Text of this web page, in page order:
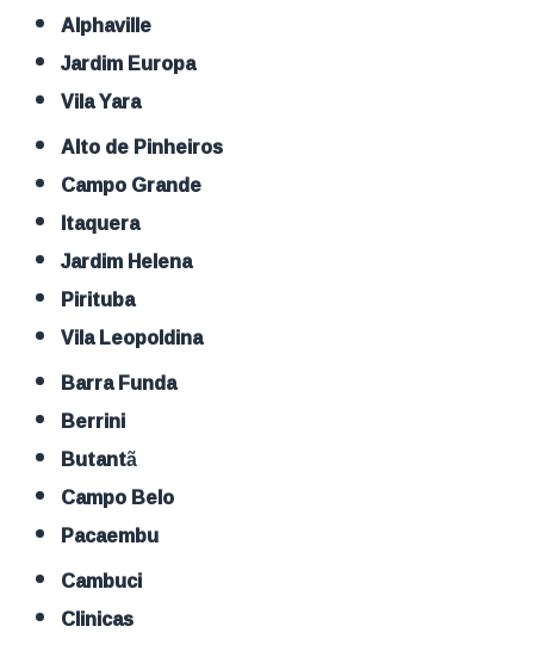
Alphaville
Jardim Europa
Vila Yara
Alto de Pinheiros
Campo Grande
Itaquera
Jardim Helena
Pirituba
Vila Leopoldina
Barra Funda
Berrini
Butantã
Campo Belo
Pacaembu
Cambuci
Clinicas